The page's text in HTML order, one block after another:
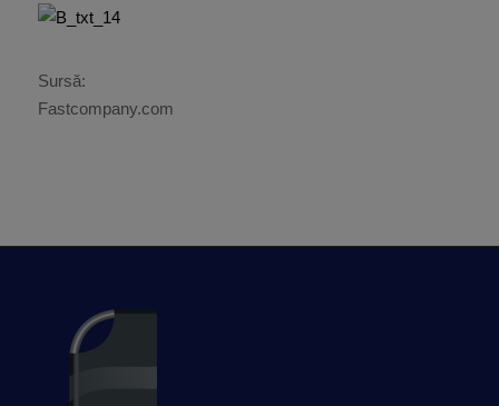
Sursă:
Fastcompany.com